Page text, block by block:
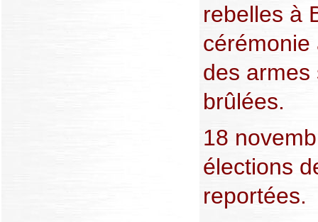
rebelles à
cérémonie
des armes
brûlées.
18
élections
reportées.